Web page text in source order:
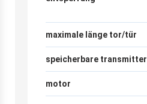
maximale länge tor/tür
speicherbare transmitter
motor